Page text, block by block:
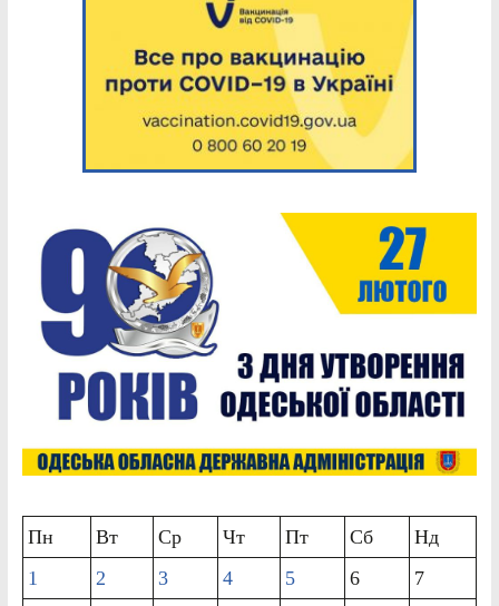
Пн Вт Ср Чт Пт Сб
Нд
1
2 3 4 5 6
7